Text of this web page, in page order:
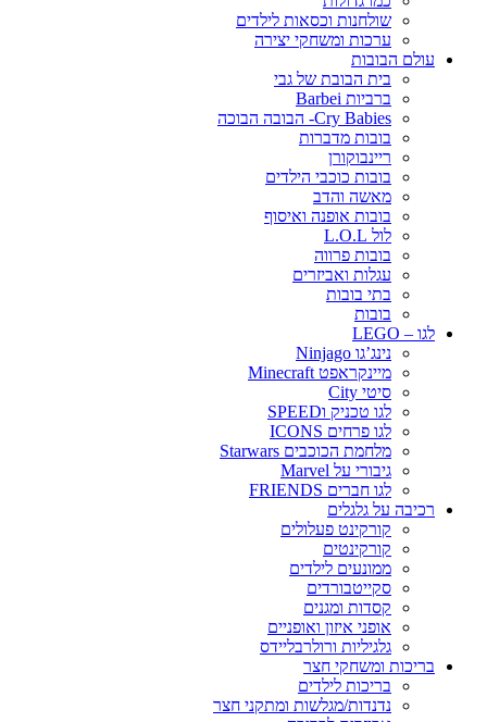
שולחנות וכסאות לילדים
ערכות ומשחקי יצירה
עולם הבובות
בית הבובת של גבי
ברביות Barbei
Cry Babies- הבובה הבוכה
בובות מדברות
ריינבוקורן
בובות כוכבי הילדים
מאשה והדב
בובות אופנה ואיסוף
לול L.O.L
בובות פרווה
עגלות ואביזרים
בתי בובות
בובות
לגו – LEGO
נינג’גו Ninjago
מיינקראפט Minecraft
סיטי City
לגו טכניק וSPEED
לגו פרחים ICONS
מלחמת הכוכבים Starwars
גיבורי על Marvel
לגו חברים FRIENDS
רכיבה על גלגלים
קורקינט פעלולים
קורקינטים
ממונעים לילדים
סקייטבורדים
קסדות ומגנים
אופני איזון ואופניים
גלגיליות ורולרבליידס
בריכות ומשחקי חצר
בריכות לילדים
נדנדות/מגלשות ומתקני חצר